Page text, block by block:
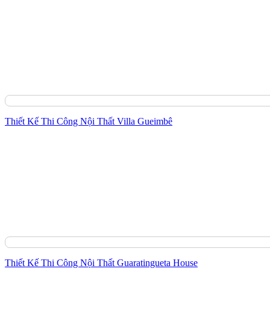
Thiết Kế Thi Công Nội Thất Villa Gueimbê
Thiết Kế Thi Công Nội Thất Guaratingueta House